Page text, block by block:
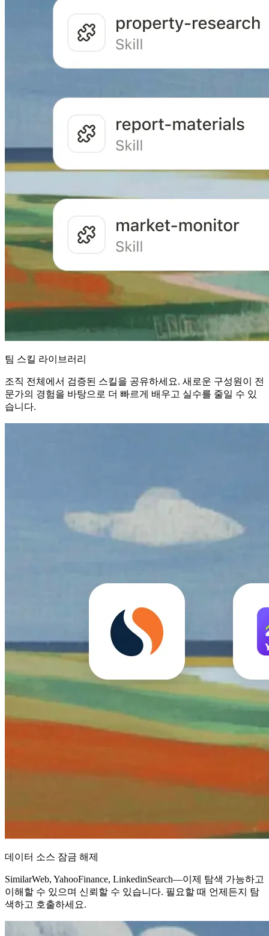
팀 스킬 라이브러리
조직 전체에서 검증된 스킬을 공유하세요. 새로운 구성원이 전
문가의 경험을 바탕으로 더 빠르게 배우고 실수를 줄일 수 있
습니다.
데이터 소스 잠금 해제
SimilarWeb, YahooFinance, LinkedinSearch—이제 탐색 가능하고
이해할 수 있으며 신뢰할 수 있습니다. 필요할 때 언제든지 탐
색하고 호출하세요.